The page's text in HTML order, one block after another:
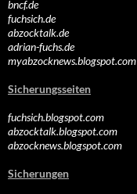
bncf.de
fuchsich.de
abzocktalk.de
adrian-fuchs.de
myabzocknews.blogspot.com
Sicherungsseiten
fuchsich.blogspot.com
abzocktalk.blogspot.com
abzocknews.blogspot.com
Sicherungen